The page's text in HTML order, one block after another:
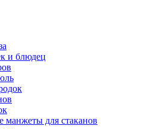
и блюдец
манжеты для стаканов